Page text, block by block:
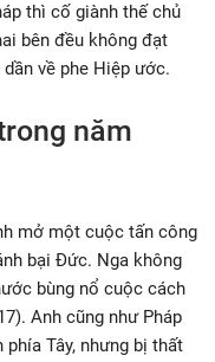
thì cố giành thế chủ
bên đều không đạt
về phe Hiệp ước.
năm
mở một cuộc tấn công
bại Đức. Nga không
bùng nổ cuộc cách
Anh cũng như Pháp
Tây, nhưng bị thất